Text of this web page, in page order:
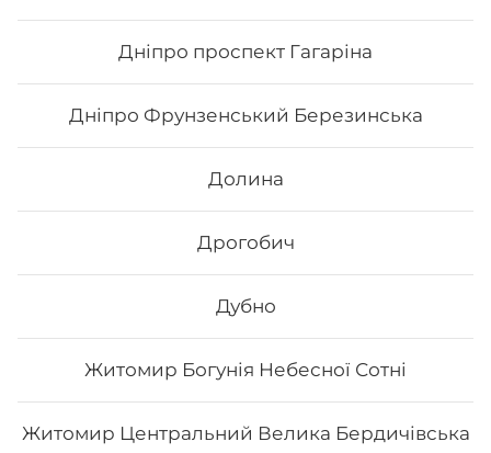
Дніпро проспект Гагаріна
Дніпро Фрунзенський Березинська
Долина
Дрогобич
Дубно
Житомир Богунія Небесної Сотні
Житомир Центральний Велика Бердичівська
₴
Чікен чілі